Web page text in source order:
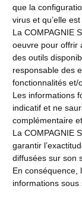
que la
virus et qu’elle
La COMPAGNIE
oeuvre pour offrir
des outils
responsable des
fonctionnalités et/
Les informations
indicatif et ne
complémentaire
La COMPAGNIE
garantir
diffusées sur son
En conséquence,
informations sous